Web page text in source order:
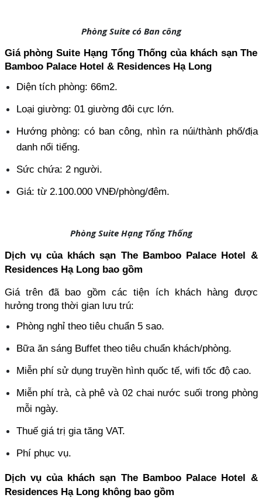
Phòng Suite có Ban công
Giá phòng Suite Hạng Tổng Thống của khách sạn The
Bamboo Palace Hotel & Residences Hạ Long
Diện tích phòng: 66m2.
Loại giường: 01 giường đôi cực lớn.
Hướng phòng: có ban công, nhìn ra núi/thành phố/địa
danh nổi tiếng.
Sức chứa: 2 người.
Giá: từ 2.100.000 VNĐ/phòng/đêm.
Phòng Suite Hạng Tổng Thống
Dịch vụ của khách sạn The Bamboo Palace Hotel &
Residences Hạ Long bao gồm
Giá trên đã bao gồm các tiện ích khách hàng được
hưởng trong thời gian lưu trú:
Phòng nghỉ theo tiêu chuẩn 5 sao.
Bữa ăn sáng Buffet theo tiêu chuẩn khách/phòng.
Miễn phí sử dụng truyền hình quốc tế, wifi tốc độ cao.
Miễn phí trà, cà phê và 02 chai nước suối trong phòng
mỗi ngày.
Thuế giá trị gia tăng VAT.
Phí phục vụ.
Dịch vụ của khách sạn The Bamboo Palace Hotel &
Residences Hạ Long không bao gồm